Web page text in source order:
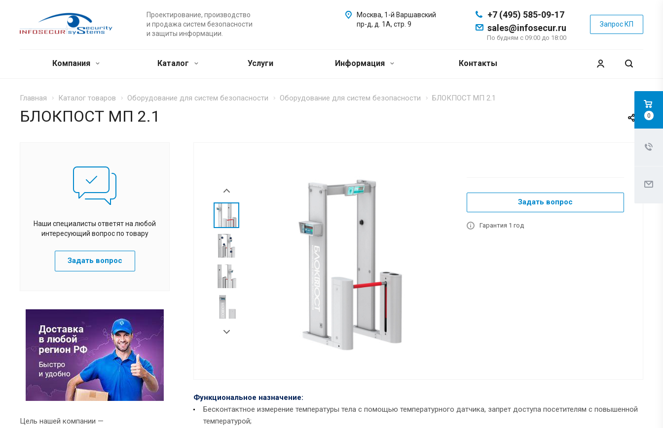
Проектирование, производство
и продажа систем безопасности
и защиты информации.
+7 (495) 585-09-17
sales@infosecur.ru
По будням с 09:00 до 18:00
Запрос КП
Москва, 1-й Варшавский
пр-д, д. 1А, стр. 9
Компания Каталог Услуги Информация Контакты
Главная Каталог товаров Оборудование для систем безопасности Оборудование для систем безопасности БЛОКПОСТ МП 2.1
БЛОКПОСТ МП 2.1
Задать вопрос
Гарантия 1 год
Функциональное назначение:
Бесконтактное измерение температуры тела с помощью температурного датчика, запрет доступа посетителям с повышенной
температурой;
Наши специалисты ответят на любой
интересующий вопрос по товару
Задать вопрос
Цель нашей компании —
0